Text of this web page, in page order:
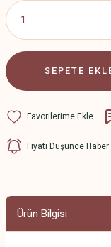
SEPETE
Fiyatı Düşünce Haber
Ürün Bilgisi